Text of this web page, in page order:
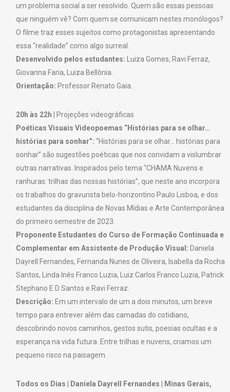
um problema social a ser resolvido. Quem são essas pessoas
que ninguém vê? Com quem se comunicam nestes monólogos?
O filme traz esses sujeitos como protagonistas apresentando
essa “realidade” como algo surreal.
Desenvolvido pelos estudantes: Luiza Gomes, Ravi Ferraz,
Giovanna Faria, Luiza Bellônia.
Orientação: Professor Renato Gaia.
20h às 22h |
Projeções videográficas
Poéticas Visuais Videopoemas “Histórias para se olhar…
histórias para sonhar”: “Histórias para se olhar… histórias para
sonhar” são sugestões poéticas que nos convidam a vislumbrar
outras narrativas. Inspirados pelo tema “CHAMA Nuvens e
ranhuras: trilhas das nossas histórias”, que neste ano incorpora
os trabalhos do gravurista belo-horizontino Paulo Lisboa, e dos
estudantes da disciplina de Novas Mídias e Arte Contemporânea
do primeiro semestre de 2023.
Proponente Estudantes do Curso de Formação Continuada e
Complementar em Assistente de Produção Visual: Daniela
Dayrell Fernandes, Fernanda Nunes de Oliveira, Isabella da Rocha
Santos, Linda Inês Franco Luzia, Luiz Carlos Franco Luzia, Patrick
Stephano E D Santos e Ravi Ferraz.
Descrição: Em um intervalo de um a dois minutos, um breve
tempo para entrever além das camadas do cotidiano,
descobrindo novos caminhos, gestos sutis, poesias ocultas e a
esperança na vida futura. Entre trilhas e nuvens, criamos um
pequeno risco na paisagem.
Todos os Dias | Daniela Dayrell Fernandes | Minas Gerais,